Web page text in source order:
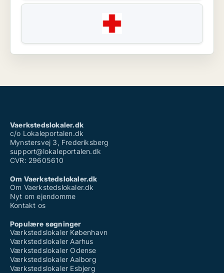
Vaerkstedslokaler.dk
c/o Lokaleportalen.dk
Mynstersvej 3, Frederiksberg
support@lokaleportalen.dk
CVR: 29605610
Om Vaerkstedslokaler.dk
Om Vaerkstedslokaler.dk
Nyt om ejendomme
Kontakt os
Populære søgninger
Værkstedslokaler København
Værkstedslokaler Aarhus
Værkstedslokaler Odense
Værkstedslokaler Aalborg
Værkstedslokaler Esbjerg